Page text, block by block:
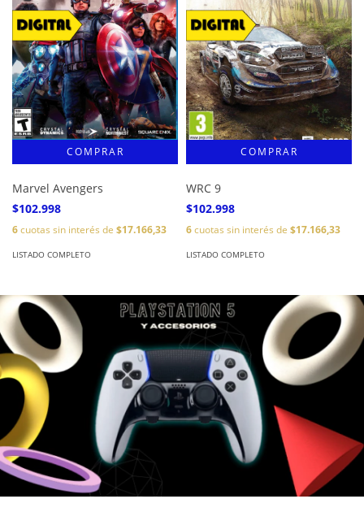
Marvel Avengers
$102.998
6cuotas sin interés de $17.166,33
LISTADO COMPLETO
WRC 9
$102.998
6cuotas sin interés de $17.166,33
LISTADO COMPLETO